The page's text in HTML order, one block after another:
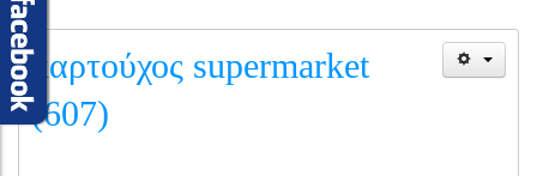
καρτούχος supermarket
(607)